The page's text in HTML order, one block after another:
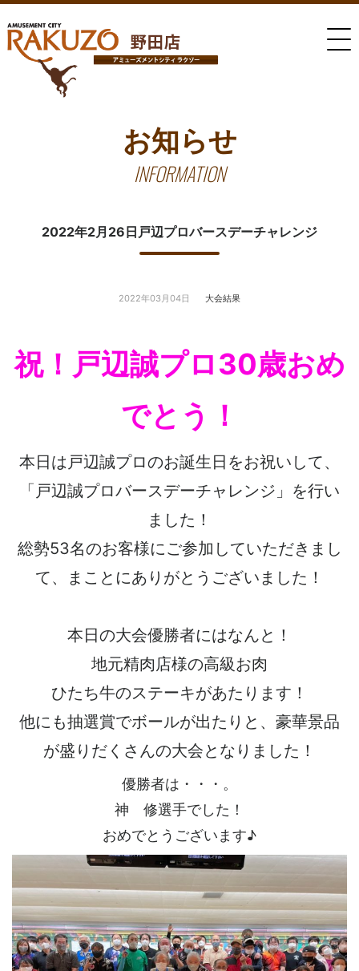
お知らせ
INFORMATION
2022年2月26日戸辺プロバースデーチャレンジ
2022年03月04日 大会結果
祝！戸辺誠プロ30歳おめ
でとう！
本日は戸辺誠プロのお誕生日をお祝いして、
「戸辺誠プロバースデーチャレンジ」を行い
ました！
総勢53名のお客様にご参加していただきまし
て、まことにありがとうございました！
本日の大会優勝者にはなんと！
地元精肉店様の高級お肉
ひたち牛のステーキがあたります！
他にも抽選賞でボールが出たりと、豪華景品
が盛りだくさんの大会となりました！
優勝者は・・・。
神 修選手でした！
おめでとうございます♪